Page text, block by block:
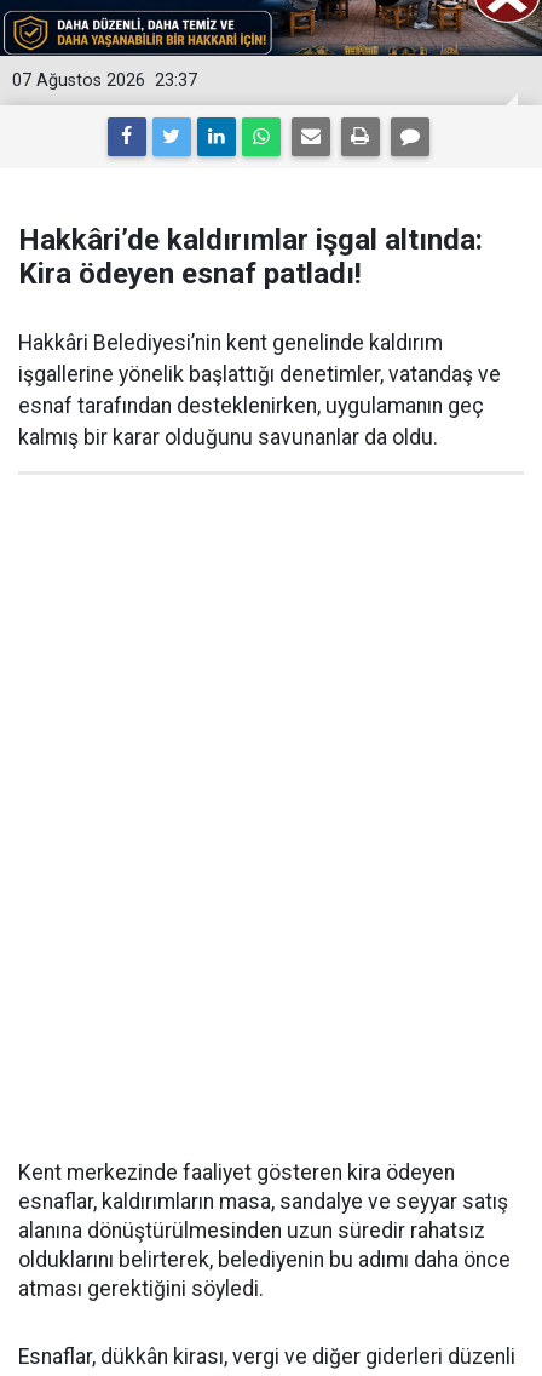
23:37
07 Ağustos 2026
Hakkâri’de kaldırımlar işgal altında:
Kira ödeyen esnaf patladı!
Hakkâri Belediyesi’nin kent genelinde kaldırım
işgallerine yönelik başlattığı denetimler, vatandaş ve
esnaf tarafından desteklenirken, uygulamanın geç
kalmış bir karar olduğunu savunanlar da oldu.
Kent merkezinde faaliyet gösteren kira ödeyen
esnaflar, kaldırımların masa, sandalye ve seyyar satış
alanına dönüştürülmesinden uzun süredir rahatsız
olduklarını belirterek, belediyenin bu adımı daha önce
atması gerektiğini söyledi.
Esnaflar, dükkân kirası, vergi ve diğer giderleri düzenli